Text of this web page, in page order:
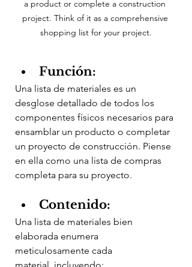
a product or complete a construction
project. Think of it as a comprehensive
shopping list for your project.
Función:
Una lista de materiales es un
desglose detallado de todos los
componentes físicos necesarios para
ensamblar un producto o completar
un proyecto de construcción. Piense
en ella como una lista de compras
completa para su proyecto.
Contenido:
Una lista de materiales bien
elaborada enumera
meticulosamente cada